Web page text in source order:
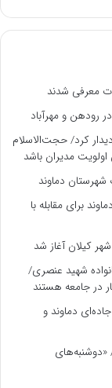
کرد/ حجت‌الاسلام
مدیران باشد
برای مقابله با
کیلان آغاز شد
شهید عنصری/
در جامعه هستند
دماوند و